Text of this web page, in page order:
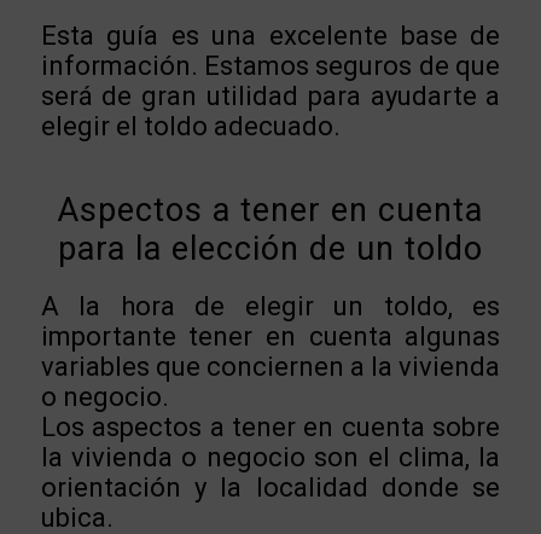
Esta guía es una excelente base de
información. Estamos seguros de que
será de gran utilidad para ayudarte a
elegir el toldo adecuado.
Aspectos a tener en cuenta
para la elección de un toldo
A la hora de elegir un toldo, es
importante tener en cuenta algunas
variables que conciernen a la vivienda
o negocio.
Los aspectos a tener en cuenta sobre
la vivienda o negocio son el clima, la
orientación y la localidad donde se
ubica.